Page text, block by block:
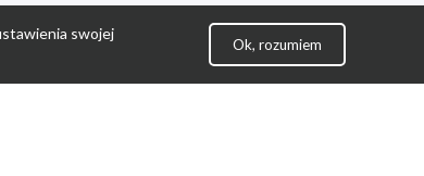
swojej
Ok, rozumiem